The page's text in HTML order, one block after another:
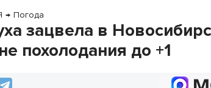
→ Погода
зацвела в
похолодания до +1